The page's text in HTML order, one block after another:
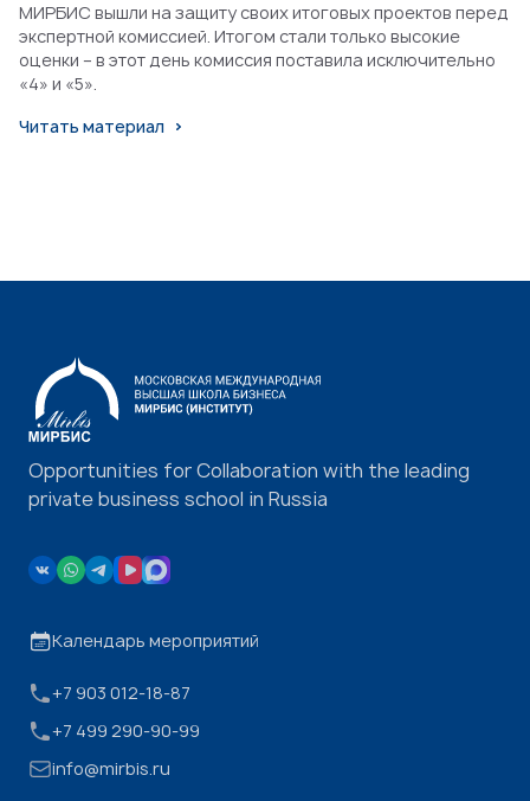
МИРБИС вышли на защиту своих итоговых проектов перед
экспертной комиссией. Итогом стали только высокие
оценки – в этот день комиссия поставила исключительно
«4» и «5».
Читать материал
Opportunities for Collaboration with the leading
private business school in Russia
Календарь мероприятий
+7 903 012-18-87
+7 499 290-90-99
info@mirbis.ru